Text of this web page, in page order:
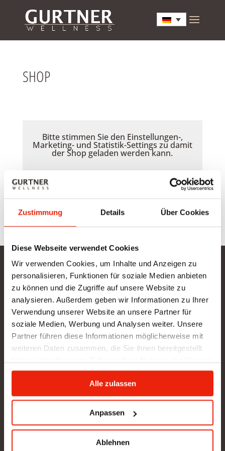
Zustimmung Details Über Cookies
Diese Webseite verwendet Cookies
Wir verwenden Cookies, um Inhalte und Anzeigen zu
personalisieren, Funktionen für soziale Medien anbieten
zu können und die Zugriffe auf unsere Website zu
analysieren. Außerdem geben wir Informationen zu Ihrer
Verwendung unserer Website an unsere Partner für
soziale Medien, Werbung und Analysen weiter. Unsere
Partner führen diese Informationen möglicherweise mit
weiteren Daten zusammen, die Sie ihnen bereitgestellt
gesammelt haben.
Alle zulassen
Anpassen
Ablehnen
SHOP
Bitte stimmen Sie den Einstellungen-,
Marketing- und Statistik-Settings zu damit
der Shop geladen werden kann.
Gurtner Wellness GmbH
SHOWROOM NEU: in Arbeit - wir bitten um etwas
Geduld
BÜRO (kein Kundenverkehr):
Gunzing 57
4923 Lohnsburg
office@gurtner-infrarot.at
Anfrage senden